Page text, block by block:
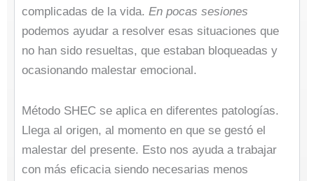
complicadas de la vida. En pocas sesiones
podemos ayudar a resolver esas situaciones que
no han sido resueltas, que estaban bloqueadas y
ocasionando malestar emocional.
Método SHEC se aplica en diferentes patologías.
Llega al origen, al momento en que se gestó el
malestar del presente. Esto nos ayuda a trabajar
con más eficacia siendo necesarias menos